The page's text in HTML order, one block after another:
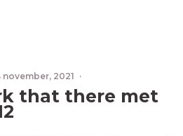
november, 2021 ·
that there met